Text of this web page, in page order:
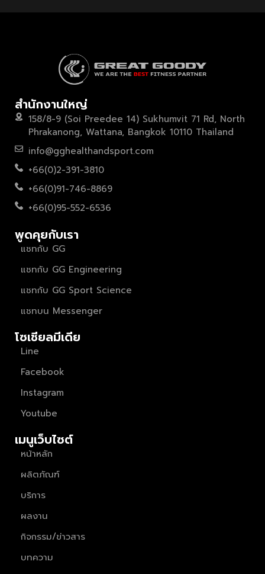
สำนักงานใหญ่
158/8-9 (Soi Preedee 14) Sukhumvit 71 Rd, North
Phrakanong, Wattana, Bangkok 10110 Thailand
info@gghealthandsport.com
+66(0)2-391-3810
+66(0)91-746-8869
+66(0)95-552-6536
พูดคุยกับเรา
แชทกับ GG
แชทกับ GG Engineering
แชทกับ GG Sport Science
แชทบน Messenger
โซเชียลมีเดีย
Line
Facebook
Instagram
Youtube
เมนูเว็บไซต์
หน้าหลัก
ผลิตภัณฑ์
บริการ
ผลงาน
กิจกรรม/ข่าวสาร
บทความ